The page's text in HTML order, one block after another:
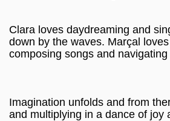
Clara loves daydreaming and
down by the waves. Marçal
composing songs and
Imagination unfolds and from
and multiplying in a dance of joy